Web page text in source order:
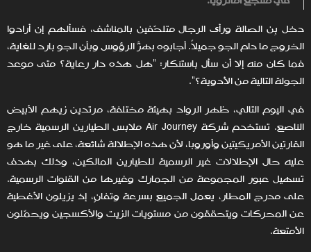
دخل بِن الصالة ورأى الرجال متلحّفين بالمناشف، فسألهم إن أرادوا
الخروج ما دام الجو جميلاً. أجابوه بهزّ الرؤوس وبأن الجو باردٌ للغاية،
فما كان منه إلا أن سأل باستنكار: "هل هذه دار رعاية؟ متى موعد
الجولة التالية من الأدوية؟".
في اليوم التالي، ظهر الرواد بهيئة مختلفة، مرتدين زيهم الأبيض
الناصع. تستخدم شركة Air Journey ملابس الطيارين الرسمية خارج
القارتين الأمريكيتين وأوروبا، لأن هذه الإطلالة شائعة، على غير ما هو
عليه حال الإطلالات غير الرسمية للطيارين المالكين، وذلك بهدف
تسهيل عبور المجموعة من الجمارك وغيرها من القنوات الرسمية.
على مدرج المطار، يعمل الجميع بسرعة وتفانٍ، إذ يزيلون الأغطية
عن المحركات ويتحققون من مستويات الزيت والأكسجين ويحمّلون
الأمتعة.